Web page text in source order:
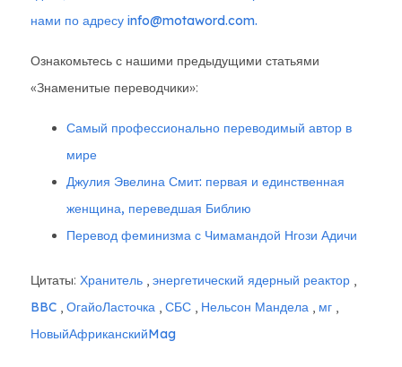
нами по адресу info@motaword.com.
Ознакомьтесь с нашими предыдущими статьями
«Знаменитые переводчики»:
Самый профессионально переводимый автор в
мире
Джулия Эвелина Смит: первая и единственная
женщина, переведшая Библию
Перевод феминизма с Чимамандой Нгози Адичи
Цитаты: Хранитель , энергетический ядерный реактор ,
BBC , ОгайоЛасточка , СБС , Нельсон Мандела , мг ,
НовыйАфриканскийMag